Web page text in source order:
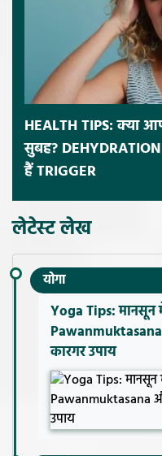
HEALTH TIPS: क्या
सुबह?
हैं TRIGGER
लेटेस्ट लेख
योगा
Yoga Tips: मानसून
कारगर उपाय